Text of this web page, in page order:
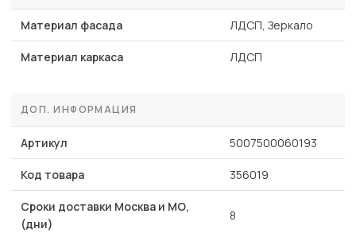
Материал фасада ЛДСП, Зеркало
Материал каркаса ЛДСП
ДОП. ИНФОРМАЦИЯ
Артикул 5007500060193
Код товара 356019
Сроки доставки Москва и МО,
(дни)
8